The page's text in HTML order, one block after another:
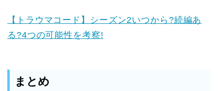
【トラウマコード】シーズン2いつから?続編あ
る?4つの可能性を考察!
まとめ